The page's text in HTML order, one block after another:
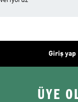
Giriş yap
ÜYE